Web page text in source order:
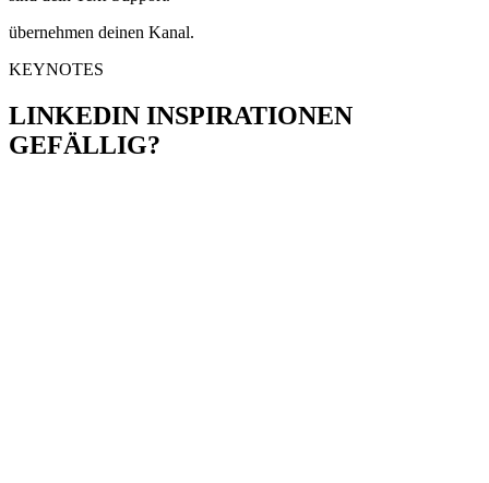
übernehmen deinen Kanal.
KEYNOTES
LINKEDIN INSPIRATIONEN
GEFÄLLIG?